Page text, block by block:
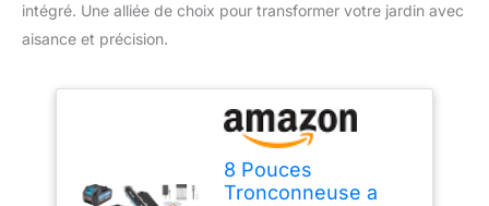
intégré. Une alliée de choix pour transformer votre jardin avec
aisance et précision.
8 Pouces
Tronconneuse a